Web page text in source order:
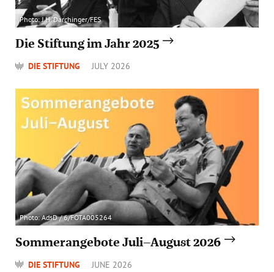
Photo: J.H. Darchinger/FES
Die Stiftung im Jahr 2025
DIE STIFTUNG JULY 2026
Photo: AdsD / 6/FOTA005264
Sommerangebote Juli–August 2026
DIE STIFTUNG JUNE 2026